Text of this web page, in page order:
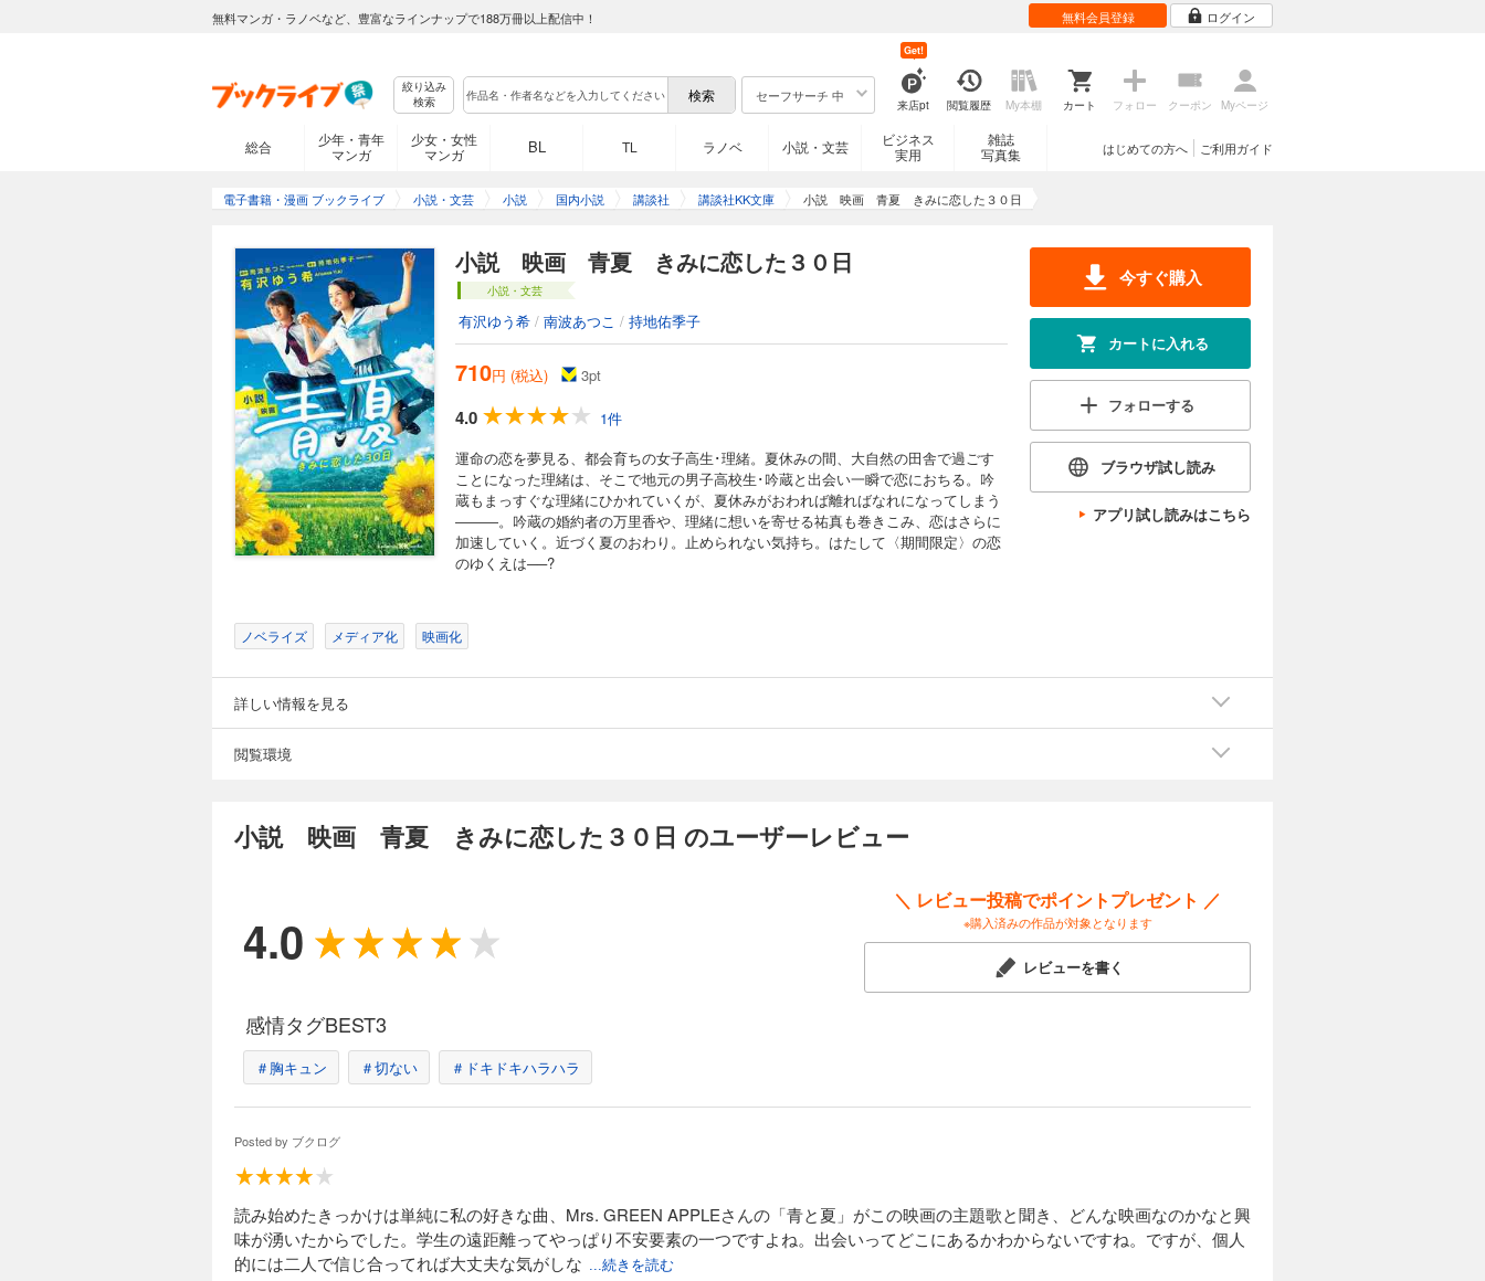
無料マンガ・ラノベなど、豊富なラインナップで188万冊以上配信中！ 無料会員登録 ログイン
絞り込み
検索
セーフサーチ 中
来店pt
Get!
閲覧履歴 My本棚 カート フォロー クーポン Myページ
総合
少年・青年
マンガ
少女・女性
マンガ
BL TL ラノベ 小説・文芸
ビジネス
実用
雑誌
写真集
ご利用ガイド
はじめての方へ
電子書籍・漫画 ブックライブ 小説・文芸 小説 国内小説 講談社 講談社KK文庫 小説 映画 青夏 きみに恋した３０日
小説 映画 青夏 きみに恋した３０日
小説・文芸
有沢ゆう希 / 南波あつこ / 持地佑季子
710円 (税込) 3pt
4.0
1件
運命の恋を夢見る、都会育ちの女子高生･理緒。夏休みの間、大自然の田舎で過ごす
ことになった理緒は、そこで地元の男子高校生･吟蔵と出会い一瞬で恋におちる。吟
蔵もまっすぐな理緒にひかれていくが、夏休みがおわれば離ればなれになってしまう
―――。吟蔵の婚約者の万里香や、理緒に想いを寄せる祐真も巻きこみ、恋はさらに
加速していく。近づく夏のおわり。止められない気持ち。はたして〈期間限定〉の恋
のゆくえは──?
今すぐ購入
カートに入れる
フォローする
ブラウザ試し読み
アプリ試し読みはこちら
ノベライズ メディア化 映画化
詳しい情報を見る
閲覧環境
小説 映画 青夏 きみに恋した３０日 のユーザーレビュー
4.0
＼ レビュー投稿でポイントプレゼント ／
※購入済みの作品が対象となります
レビューを書く
感情タグBEST3
＃胸キュン ＃切ない ＃ドキドキハラハラ
Posted by ブクログ
読み始めたきっかけは単純に私の好きな曲、Mrs. GREEN APPLEさんの「青と夏」がこの映画の主題歌と聞き、どんな映画なのかなと興
味が湧いたからでした。学生の遠距離ってやっぱり不安要素の一つですよね。出会いってどこにあるかわからないですね。ですが、個人
的には二人で信じ合ってれば大丈夫な気がしな ...続きを読む